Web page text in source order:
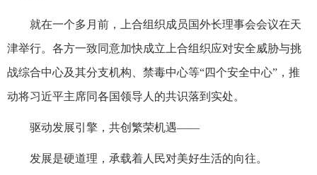
就在一个多月前，上合组织成员国外长理事会会议在天
津举行。各方一致同意加快成立上合组织应对安全威胁与挑
战综合中心及其分支机构、禁毒中心等“四个安全中心”，推
动将习近平主席同各国领导人的共识落到实处。
驱动发展引擎，共创繁荣机遇——
发展是硬道理，承载着人民对美好生活的向往。